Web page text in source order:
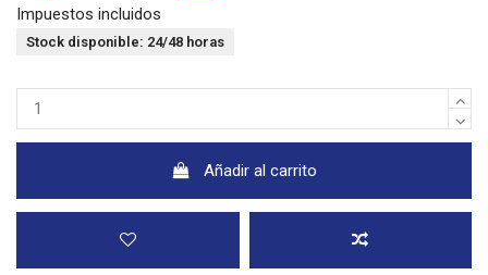
Impuestos incluidos
Stock disponible: 24/48 horas
Añadir al carrito